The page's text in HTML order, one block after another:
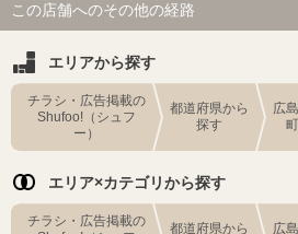
この店舗へのその他の経路
エリアから探す
チラシ・広告掲載の
Shufoo!（シュフ
ー）
都道府県から
探す
広
エリア×カテゴリから探す
チラシ・広告掲載の
都道府県から 広